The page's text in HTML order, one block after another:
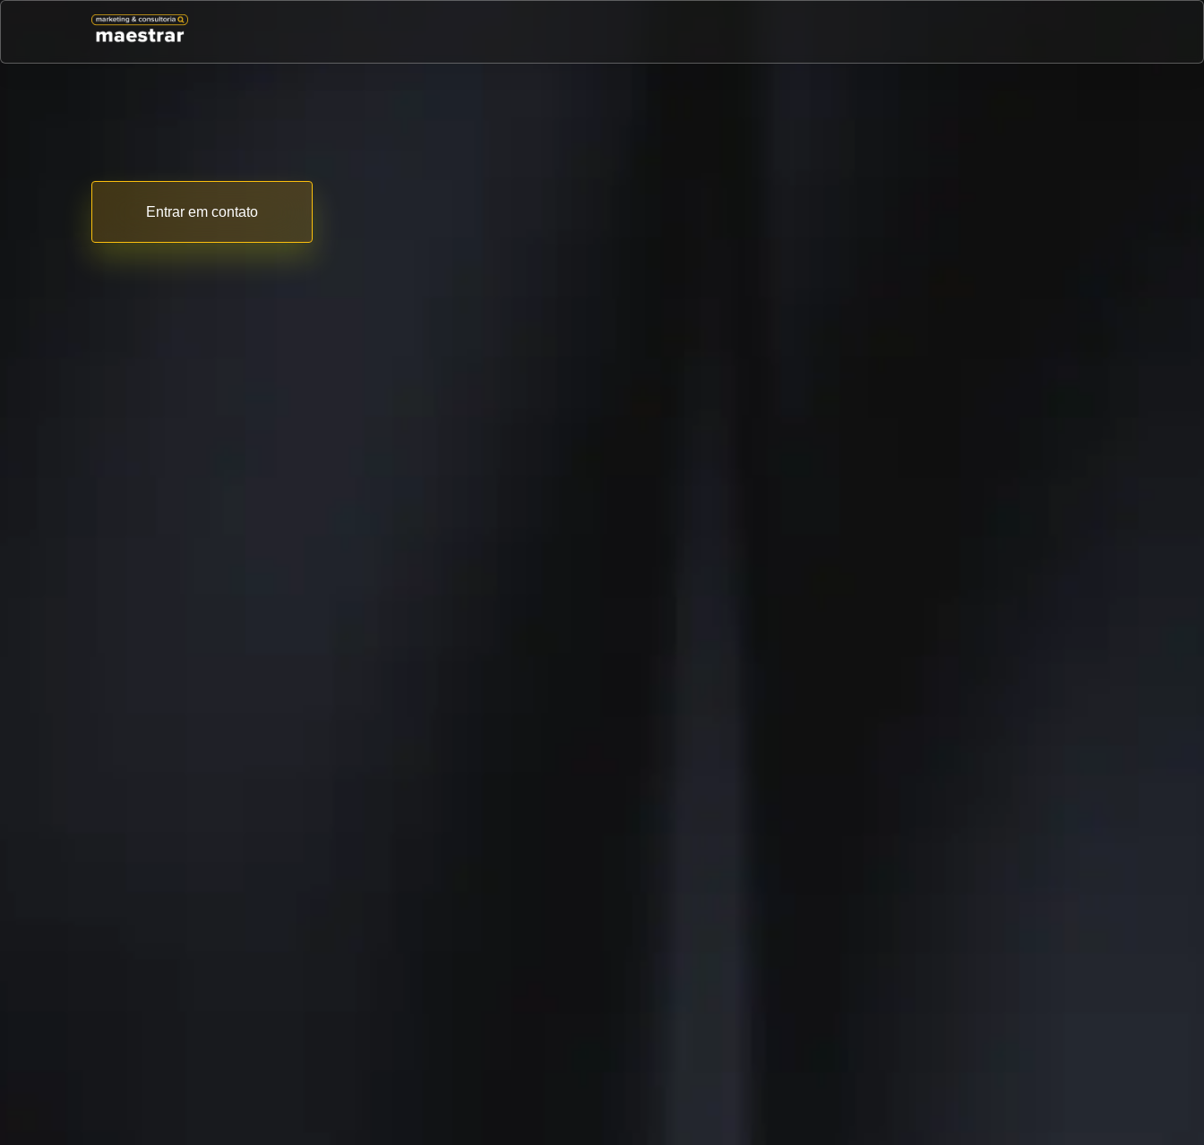
Entrar em contato